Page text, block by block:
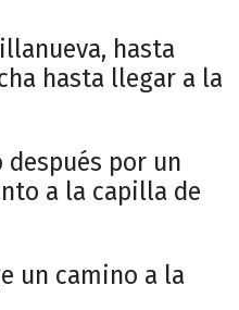
hasta
hasta llegar a la
por un
a la capilla de
un camino a la